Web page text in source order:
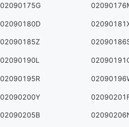
02090175G
02090180D
02090185Z
02090190L
02090195R
02090200Y
02090205B